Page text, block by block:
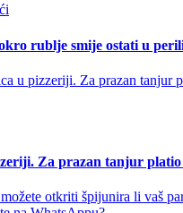
rublje smije ostati u
Za prazan tanjur platio